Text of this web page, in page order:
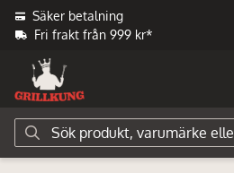
Säker betalning
Fri frakt från 999 kr*